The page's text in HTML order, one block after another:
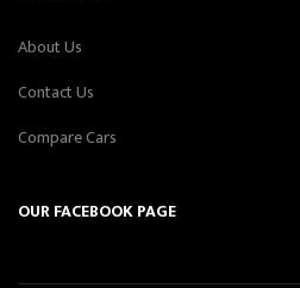
About Us
Contact Us
Compare Cars
OUR FACEBOOK PAGE